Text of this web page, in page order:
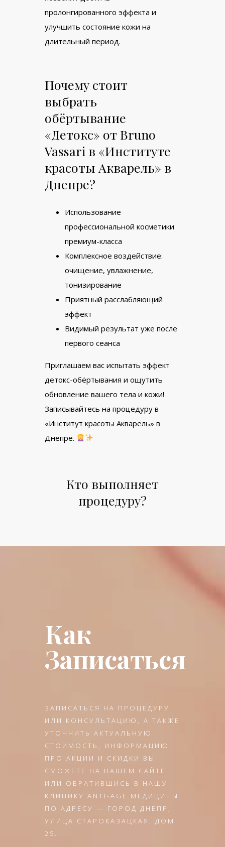
пролонгированного эффекта и
улучшить состояние кожи на
длительный период.
Почему стоит
выбрать
обёртывание
«Детокс» от Bruno
Vassari в «Институте
красоты Акварель» в
Днепре?
Использование
профессиональной косметики
премиум-класса
Комплексное воздействие:
очищение, увлажнение,
тонизирование
Приятный расслабляющий
эффект
Видимый результат уже после
первого сеанса
Приглашаем вас испытать эффект
детокс-обёртывания и ощутить
обновление вашего тела и кожи!
Записывайтесь на процедуру в
«Институт красоты Акварель» в
Днепре.
Кто выполняет
процедуру?
Как
Записаться
ЗАПИСАТЬСЯ НА ПРОЦЕДУРУ
ИЛИ КОНСУЛЬТАЦИЮ, А ТАКЖЕ
УТОЧНИТЬ АКТУАЛЬНУЮ
СТОИМОСТЬ, ИНФОРМАЦИЮ
ПРО АКЦИИ И СКИДКИ ВЫ
СМОЖЕТЕ НА НАШЕМ САЙТЕ
ИЛИ ОБРАТИВШИСЬ В НАШУ
КЛИНИКУ ANTI-AGE МЕДИЦИНЫ
ПО АДРЕСУ — ГОРОД ДНЕПР,
УЛИЦА СТАРОКАЗАЦКАЯ, ДОМ
25.